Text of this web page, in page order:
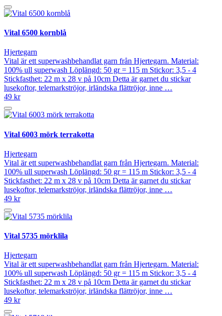
Vital 6500 kornblå
Hjertegarn
Vital är ett superwashbehandlat garn från Hjertegarn. Material:
100% ull superwash Löplängd: 50 gr = 115 m Stickor: 3,5 - 4
Stickfasthet: 22 m x 28 v på 10cm Detta är garnet du stickar
lusekoftor, telemarkströjor, irländska flättröjor, inne …
49 kr
Vital 6003 mörk terrakotta
Hjertegarn
Vital är ett superwashbehandlat garn från Hjertegarn. Material:
100% ull superwash Löplängd: 50 gr = 115 m Stickor: 3,5 - 4
Stickfasthet: 22 m x 28 v på 10cm Detta är garnet du stickar
lusekoftor, telemarkströjor, irländska flättröjor, inne …
49 kr
Vital 5735 mörklila
Hjertegarn
Vital är ett superwashbehandlat garn från Hjertegarn. Material:
100% ull superwash Löplängd: 50 gr = 115 m Stickor: 3,5 - 4
Stickfasthet: 22 m x 28 v på 10cm Detta är garnet du stickar
lusekoftor, telemarkströjor, irländska flättröjor, inne …
49 kr